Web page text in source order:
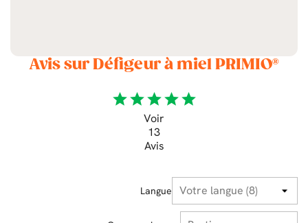
Avis sur Défigeur à miel PRIMIO®
starstarstarstarstar
Voir
13
Avis
Langue